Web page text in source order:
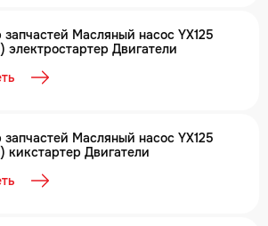
Масляный насос YX125
электростартер Двигатели
Масляный насос YX125
кикстартер Двигатели